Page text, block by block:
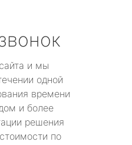
и мы
одной
времени
и более
решения
по